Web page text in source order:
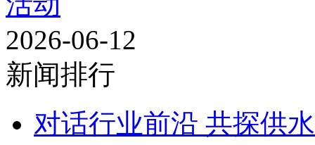
2026-06-12
新闻排行
对话行业前沿 共探供